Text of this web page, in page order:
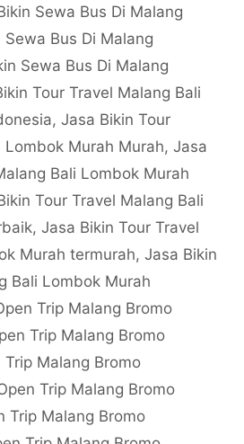
Sewa Bus Di Malang
Sewa Bus Di Malang
Sewa Bus Di Malang
Tour Travel Malang Bali
, Jasa Bikin Tour
Lombok Murah Murah, Jasa
Bali Lombok Murah
Tour Travel Malang Bali
, Jasa Bikin Tour Travel
Murah termurah, Jasa Bikin
Bali Lombok Murah
Trip Malang Bromo
Trip Malang Bromo
Trip Malang Bromo
Trip Malang Bromo
Trip Malang Bromo